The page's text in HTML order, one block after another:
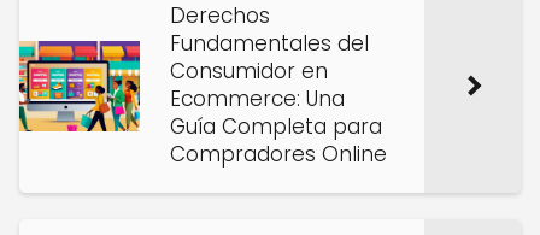
Derechos
Fundamentales del
Consumidor en
Ecommerce: Una
Guía Completa para
Compradores Online